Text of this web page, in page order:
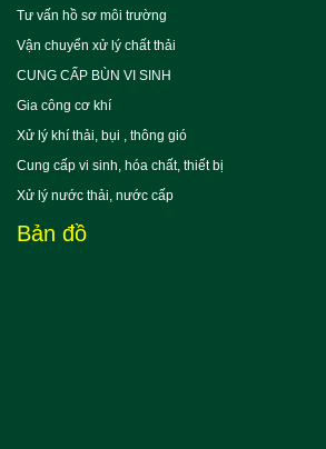
Tư vấn hồ sơ môi trường
Vận chuyển xử lý chất thải
CUNG CẤP BÙN VI SINH
Gia công cơ khí
Xử lý khí thải, bụi , thông gió
Cung cấp vi sinh, hóa chất, thiết bị
Xử lý nước thải, nước cấp
Bản đồ